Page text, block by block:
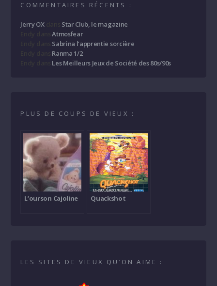
COMMENTAIRES RÉCENTS :
Jerry OXdans Star Club, le magazine
dansAtmosfear
Sabrina l’apprentie sorcière
Ranma 1/2
Les Meilleurs Jeux de Société des 80s/90s
PLUS DE COUPS DE VIEUX :
L’ourson Cajoline Quackshot
LES SITES DE VIEUX QU’ON AIME :